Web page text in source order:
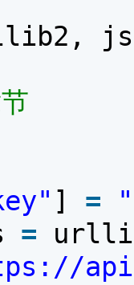
] =
=